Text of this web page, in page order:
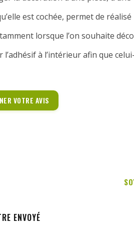
est cochée, permet de
lorsque l’on souhaite
à l’intérieur afin que
VOTRE AVIS
ENVOYÉ